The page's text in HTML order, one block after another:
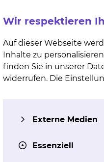
Klinikum
- 2005
Kardiologie &
Klinikum
- 2003
Heine Universität
Wir respektieren
Auf dieser Webseite
Inhalte zu
finden Sie in unserer
widerrufen. Die
Externe Medien
Essenziell